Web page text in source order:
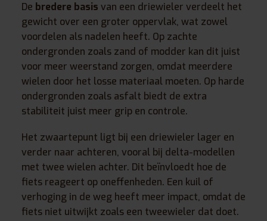
De bredere basis van een driewieler verdeelt het
gewicht over een groter oppervlak, wat zowel
voordelen als nadelen heeft. Op zachte
ondergronden zoals zand of modder kan dit juist
voor meer weerstand zorgen, omdat meerdere
wielen door het losse materiaal moeten. Op harde
ondergronden zoals asfalt biedt de extra
stabiliteit juist meer grip en controle.
Het zwaartepunt ligt bij een driewieler lager en
verder naar achteren, vooral bij delta-modellen
met twee wielen achter. Dit beïnvloedt hoe de
fiets reageert op oneffenheden. Een kuil of
verhoging in de weg heeft meer impact, omdat de
fiets niet uitwijkt zoals een tweewieler dat doet.